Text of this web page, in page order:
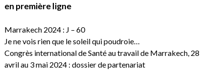
en première ligne
Marrakech 2024 : J – 60
Je ne vois rien que le soleil qui poudroie…
Congrès international de Santé au travail de Marrakech, 28
avril au 3 mai 2024 : dossier de partenariat